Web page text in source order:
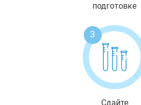
подготовке
3
Сдайте